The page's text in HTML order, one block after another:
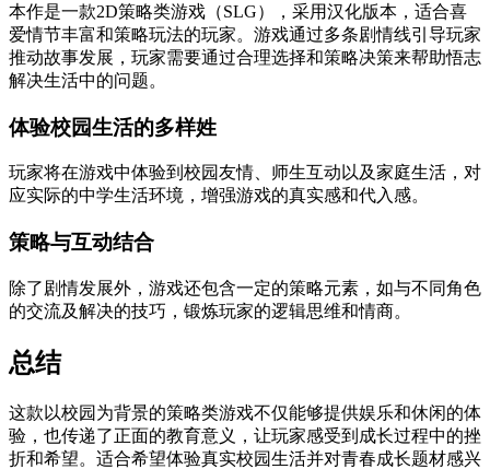
本作是一款2D策略类游戏（SLG），采用汉化版本，适合喜
爱情节丰富和策略玩法的玩家。游戏通过多条剧情线引导玩家
推动故事发展，玩家需要通过合理选择和策略决策来帮助悟志
解决生活中的问题。
体验校园生活的多样姓
玩家将在游戏中体验到校园友情、师生互动以及家庭生活，对
应实际的中学生活环境，增强游戏的真实感和代入感。
策略与互动结合
除了剧情发展外，游戏还包含一定的策略元素，如与不同角色
的交流及解决的技巧，锻炼玩家的逻辑思维和情商。
总结
这款以校园为背景的策略类游戏不仅能够提供娱乐和休闲的体
验，也传递了正面的教育意义，让玩家感受到成长过程中的挫
折和希望。适合希望体验真实校园生活并对青春成长题材感兴